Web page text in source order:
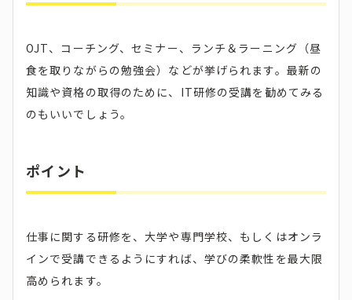
OJT、コーチング、セミナー、ランチ＆ラーニング（昼
食を取りながらの勉強会）などが挙げられます。最新の
知識や資格の取得のために、IT研修の受講を勧めてみる
のもいいでしょう。
ポイント
仕事に関する研修を、大学や専門学校、もしくはオンラ
インで受講できるようにすれば、学びの柔軟性を最大限
高められます。